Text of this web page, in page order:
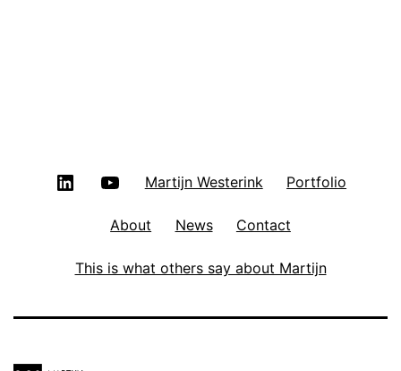
LinkedIn YouTube
Martijn Westerink Portfolio
About News Contact
This is what others say about Martijn